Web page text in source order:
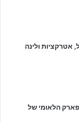
אטרקציות ולינה
הלאומי של